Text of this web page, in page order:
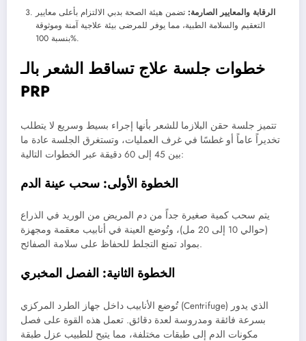
الرقابة والمعايير الصارمة: تضمن هيئة الصحة بدبي الالتزام بأعلى معايير
التعقيم والسلامة الطبية، مما يوفر للمرضى بيئة علاجية آمنة وموثوقة
بنسبة 100%.
خطوات جلسة علاج تساقط الشعر بالـ
PRP
تتميز جلسة حقن البلازما للشعر بأنها إجراء بسيط وسريع لا يتطلب
تخديراً عاماً أو غطسًا في غرف العمليات، وتستغرق الجلسة عادة ما
بين 45 إلى 60 دقيقة عبر الخطوات التالية:
الخطوة الأولى: سحب عينة الدم
يتم سحب كمية صغيرة جداً من دم المريض من الوريد في الذراع
(حوالي 10 إلى 20 مل)، وتُوضع العينة في أنابيب معقمة ومجهزة
بمواد تمنع التجلط للحفاظ على سلامة الصفائح.
الخطوة الثانية: الفصل المخبري
تُوضع الأنابيب داخل جهاز الطرد المركزي (Centrifuge) الذي يدور
بسرعة فائقة ومدروسة لعدة دقائق. تعمل هذه القوة على فصل
مكونات الدم إلى طبقات مختلفة، مما يتيح للطبيب عزل طبقة